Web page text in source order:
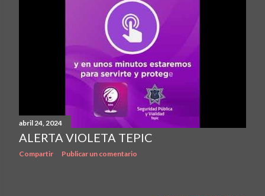
abril 24, 2024
ALERTA VIOLETA TEPIC
Compartir Publicar un comentario